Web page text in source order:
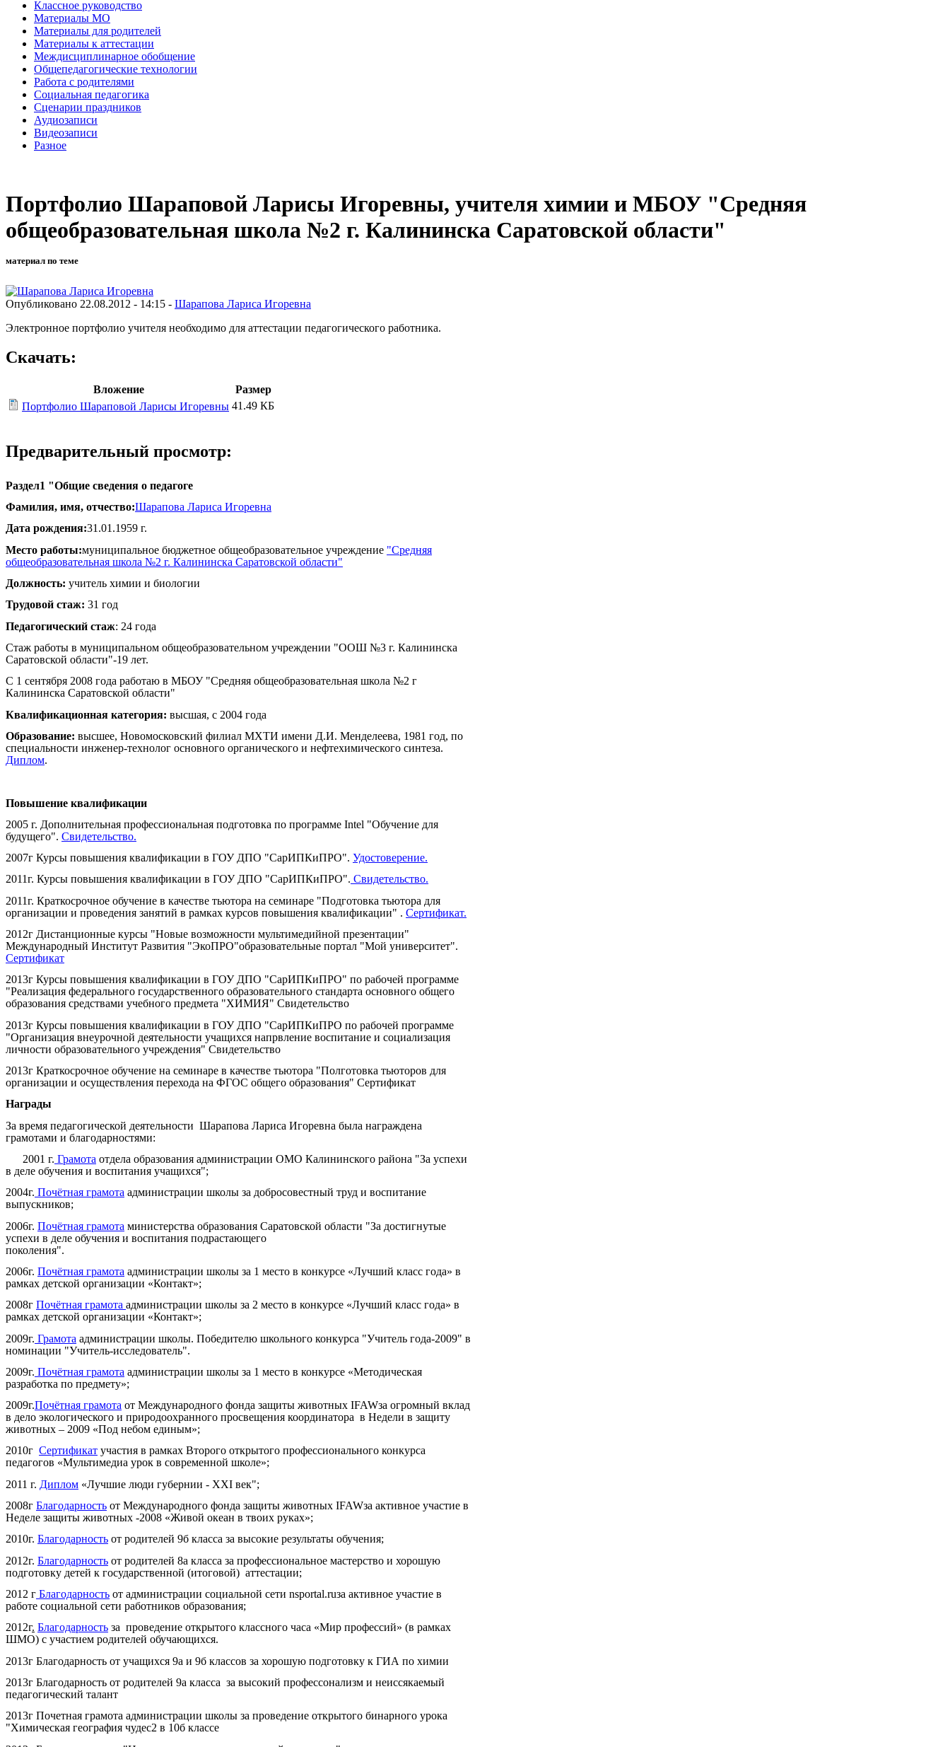
Классное руководство
Материалы МО
Материалы для родителей
Материалы к аттестации
Междисциплинарное обобщение
Общепедагогические технологии
Работа с родителями
Социальная педагогика
Сценарии праздников
Аудиозаписи
Видеозаписи
Разное
Портфолио Шараповой Ларисы Игоревны, учителя химии и МБОУ "Средняя
общеобразовательная школа №2 г. Калининска Саратовской области"
материал по теме
Опубликовано 22.08.2012 - 14:15 - Шарапова Лариса Игоревна
Электронное портфолио учителя необходимо для аттестации педагогического работника.
Скачать:
Вложение
Размер
Портфолио Шараповой Ларисы Игоревны 41.49 КБ
Предварительный просмотр:
Раздел1 "Общие сведения о педагоге
Фамилия, имя, отчество:Шарапова Лариса Игоревна
Дата рождения:31.01.1959 г.
Место работы:муниципальное бюджетное общеобразовательное учреждение "Средняя
общеобразовательная школа №2 г. Калининска Саратовской области"
Должность: учитель химии и биологии
Трудовой стаж: 31 год
Педагогический стаж: 24 года
Стаж работы в муниципальном общеобразовательном учреждении "ООШ №3 г. Калининска
Саратовской области"-19 лет.
С 1 сентября 2008 года работаю в МБОУ "Средняя общеобразовательная школа №2 г
Калининска Саратовской области"
Квалификационная категория: высшая, с 2004 года
Образование: высшее, Новомосковский филиал МХТИ имени Д.И. Менделеева, 1981 год, по
специальности инженер-технолог основного органического и нефтехимического синтеза.
Диплом.
Повышение квалификации
2005 г. Дополнительная профессиональная подготовка по программе Intel "Обучение для
будущего". Свидетельство.
2007г Курсы повышения квалификации в ГОУ ДПО "СарИПКиПРО". Удостоверение.
2011г. Курсы повышения квалификации в ГОУ ДПО "СарИПКиПРО". Свидетельство.
2011г. Краткосрочное обучение в качестве тьютора на семинаре "Подготовка тьютора для
организации и проведения занятий в рамках курсов повышения квалификации" . Сертификат.
2012г Дистанционные курсы "Новые возможности мультимедийной презентации"
Международный Институт Развития "ЭкоПРО"образовательные портал "Мой университет".
Сертификат
2013г Курсы повышения квалификации в ГОУ ДПО "СарИПКиПРО" по рабочей программе
"Реализация федерального государственного образовательного стандарта основного общего
образования средствами учебного предмета "ХИМИЯ" Свидетельство
2013г Курсы повышения квалификации в ГОУ ДПО "СарИПКиПРО по рабочей программе
"Организация внеурочной деятельности учащихся напрвление воспитание и социализация
личности образовательного учреждения" Свидетельство
2013г Краткосрочное обучение на семинаре в качестве тьютора "Полготовка тьюторов для
организации и осуществления перехода на ФГОС общего образования" Сертификат
Награды
За время педагогической деятельности Шарапова Лариса Игоревна была награждена
грамотами и благодарностями:
2001 г. Грамота отдела образования администрации ОМО Калининского района "За успехи
в деле обучения и воспитания учащихся";
2004г. Почётная грамота администрации школы за добросовестный труд и воспитание
выпускников;
2006г. Почётная грамота министерства образования Саратовской области "За достигнутые
успехи в деле обучения и воспитания подрастающего
поколения".
2006г. Почётная грамота администрации школы за 1 место в конкурсе «Лучший класс года» в
рамках детской организации «Контакт»;
2008г Почётная грамота администрации школы за 2 место в конкурсе «Лучший класс года» в
рамках детской организации «Контакт»;
2009г. Грамота администрации школы. Победителю школьного конкурса "Учитель года-2009" в
номинации "Учитель-исследователь".
2009г. Почётная грамота администрации школы за 1 место в конкурсе «Методическая
разработка по предмету»;
2009г.Почётная грамота от Международного фонда защиты животных IFAWза огромный вклад
в дело экологического и природоохранного просвещения координатора в Недели в защиту
животных – 2009 «Под небом единым»;
2010г Сертификат участия в рамках Второго открытого профессионального конкурса
педагогов «Мультимедиа урок в современной школе»;
2011 г. Диплом «Лучшие люди губернии - XXI век";
2008г Благодарность от Международного фонда защиты животных IFAWза активное участие в
Неделе защиты животных -2008 «Живой океан в твоих руках»;
2010г. Благодарность от родителей 9б класса за высокие результаты обучения;
2012г. Благодарность от родителей 8а класса за профессиональное мастерство и хорошую
подготовку детей к государственной (итоговой) аттестации;
2012 г Благодарность от администрации социальной сети nsportal.ruза активное участие в
работе социальной сети работников образования;
2012г. Благодарность за проведение открытого классного часа «Мир профессий» (в рамках
ШМО) с участием родителей обучающихся.
2013г Благодарность от учащихся 9а и 9б классов за хорошую подготовку к ГИА по химии
2013г Благодарность от родителей 9а класса за высокий профессонализм и неиссякаемый
педагогический талант
2013г Почетная грамота администрации школы за проведение открытого бинарного урока
"Химическая география чудес2 в 10б классе